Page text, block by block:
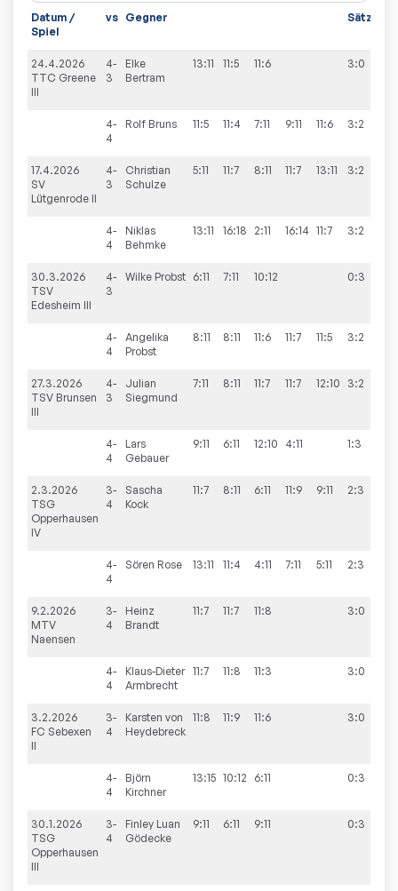
Datum /
Spiel
vs Gegner Sätze
24.4.2026
TTC Greene
III
4-
3
Elke
Bertram
13:11 11:5 11:6 3:0
4-
4
Rolf Bruns 11:5 11:4 7:11 9:11 11:6 3:2
17.4.2026
SV
Lütgenrode II
4-
3
Christian
Schulze
5:11 11:7 8:11 11:7 13:11 3:2
4-
4
Niklas
Behmke
13:11 16:18 2:11 16:14 11:7 3:2
30.3.2026
TSV
Edesheim III
4-
3
Wilke Probst 6:11 7:11 10:12 0:3
4-
4
Angelika
Probst
8:11 8:11 11:6 11:7 11:5 3:2
27.3.2026
TSV Brunsen
III
4-
3
Julian
Siegmund
7:11 8:11 11:7 11:7 12:10 3:2
4-
4
Lars
Gebauer
9:11 6:11 12:10 4:11 1:3
2.3.2026
TSG
Opperhausen
IV
3-
4
Sascha
Kock
11:7 8:11 6:11 11:9 9:11 2:3
4-
4
Sören Rose 13:11 11:4 4:11 7:11 5:11 2:3
9.2.2026
MTV
Naensen
3-
4
Heinz
Brandt
11:7 11:7 11:8 3:0
4-
4
Klaus-Dieter
Armbrecht
11:7 11:8 11:3 3:0
3.2.2026
FC Sebexen
II
3-
4
Karsten von
Heydebreck
11:8 11:9 11:6 3:0
4-
4
Björn
Kirchner
13:15 10:12 6:11 0:3
30.1.2026
TSG
Opperhausen
III
3-
4
Finley Luan
Gödecke
9:11 6:11 9:11 0:3